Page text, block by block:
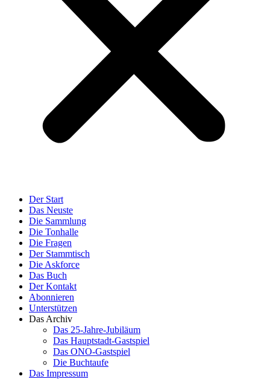
Der Start
Das Neuste
Die Sammlung
Die Tonhalle
Die Fragen
Der Stammtisch
Die Askforce
Das Buch
Der Kontakt
Abonnieren
Unterstützen
Das Archiv
Das 25-Jahre-Jubiläum
Das Hauptstadt-Gastspiel
Das ONO-Gastspiel
Die Buchtaufe
Das Impressum